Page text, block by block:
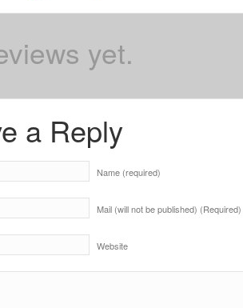
yet.
a Reply
Name (required)
Mail (will not be published) (Required)
Website